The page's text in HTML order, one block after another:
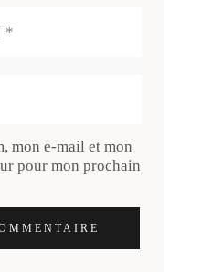
mon e-mail et mon
pour mon prochain